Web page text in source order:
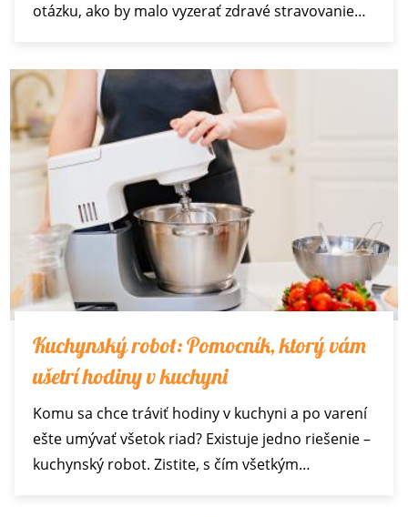
otázku, ako by malo vyzerať zdravé stravovanie…
Kuchynský robot: Pomocník, ktorý vám
ušetrí hodiny v kuchyni
Komu sa chce tráviť hodiny v kuchyni a po varení
ešte umývať všetok riad? Existuje jedno riešenie –
kuchynský robot. Zistite, s čím všetkým…